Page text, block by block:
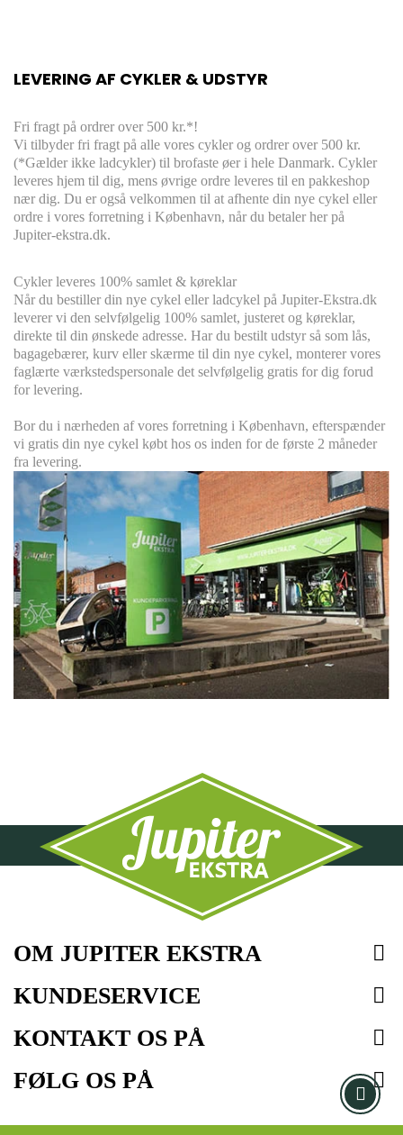
LEVERING AF CYKLER & UDSTYR
Fri fragt på ordrer over 500 kr.*!
Vi tilbyder fri fragt på alle vores cykler og ordrer over 500 kr.
(*Gælder ikke ladcykler) til brofaste øer i hele Danmark. Cykler
leveres hjem til dig, mens øvrige ordre leveres til en pakkeshop
nær dig. Du er også velkommen til at afhente din nye cykel eller
ordre i vores forretning i København, når du betaler her på
Jupiter-ekstra.dk.
Cykler leveres 100% samlet & køreklar
Når du bestiller din nye cykel eller ladcykel på Jupiter-Ekstra.dk
leverer vi den selvfølgelig 100% samlet, justeret og køreklar,
direkte til din ønskede adresse. Har du bestilt udstyr så som lås,
bagagebærer, kurv eller skærme til din nye cykel, monterer vores
faglærte værkstedspersonale det selvfølgelig gratis for dig forud
for levering.
Bor du i nærheden af vores forretning i København, efterspænder
vi gratis din nye cykel købt hos os inden for de første 2 måneder
fra levering.
OM JUPITER EKSTRA 
KUNDESERVICE 
KONTAKT OS PÅ 
FØLG OS PÅ 